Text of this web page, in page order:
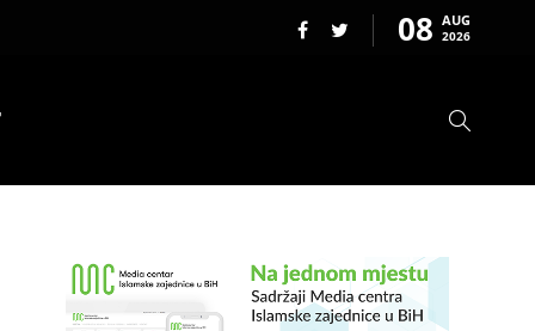
08 AUG
2026